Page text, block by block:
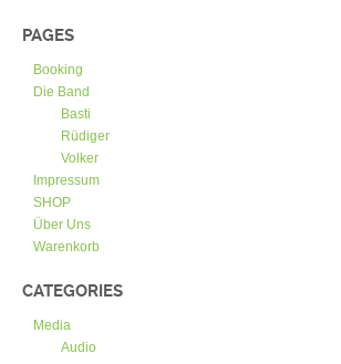
PAGES
Booking
Die Band
Basti
Rüdiger
Volker
Impressum
SHOP
Über Uns
Warenkorb
CATEGORIES
Media
Audio